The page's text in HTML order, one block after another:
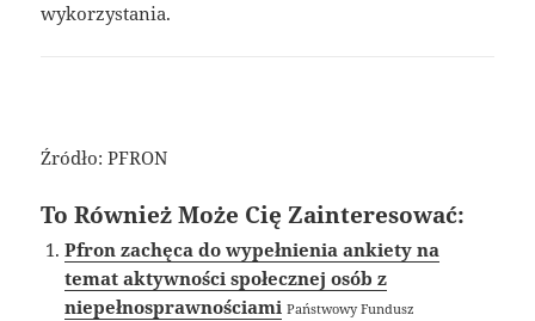
wykorzystania.
Źródło: PFRON
To Również Może Cię Zainteresować:
Pfron zachęca do wypełnienia ankiety na
temat aktywności społecznej osób z
niepełnosprawnościami Państwowy Fundusz